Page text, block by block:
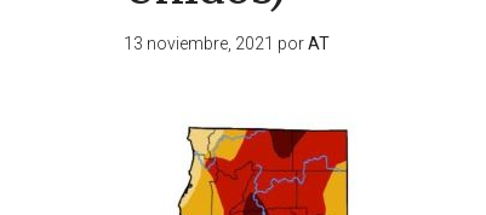
13 noviembre, 2021 porAT